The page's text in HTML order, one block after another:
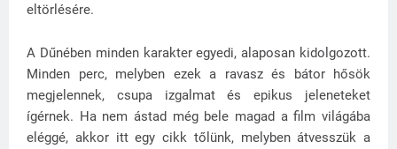
eltörlésére.
A Dűnében minden karakter egyedi, alaposan kidolgozott.
Minden perc, melyben ezek a ravasz és bátor hősök
megjelennek, csupa izgalmat és epikus jeleneteket
ígérnek. Ha nem ástad még bele magad a film világába
eléggé, akkor itt egy cikk tőlünk, melyben átvesszük a